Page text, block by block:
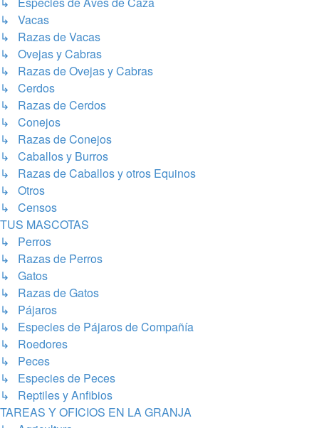
↳ Vacas
↳ Razas de Vacas
↳ Ovejas y Cabras
↳ Razas de Ovejas y Cabras
↳ Cerdos
↳ Razas de Cerdos
↳ Conejos
↳ Razas de Conejos
↳ Caballos y Burros
↳ Razas de Caballos y otros Equinos
↳ Otros
↳ Censos
TUS MASCOTAS
↳ Perros
↳ Razas de Perros
↳ Gatos
↳ Razas de Gatos
↳ Pájaros
↳ Especies de Pájaros de Compañía
↳ Roedores
↳ Peces
↳ Especies de Peces
↳ Reptiles y Anfibios
TAREAS Y OFICIOS EN LA GRANJA